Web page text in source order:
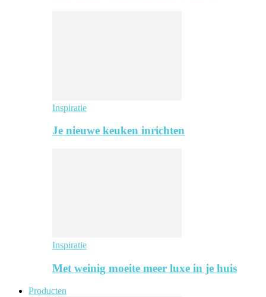
Inspiratie
Je nieuwe keuken inrichten
Inspiratie
Met weinig moeite meer luxe in je huis
Producten